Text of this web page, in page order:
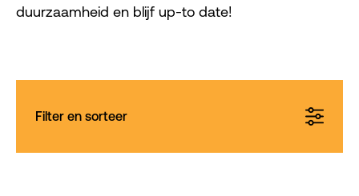
duurzaamheid en blijf up-to date!
Filter en sorteer